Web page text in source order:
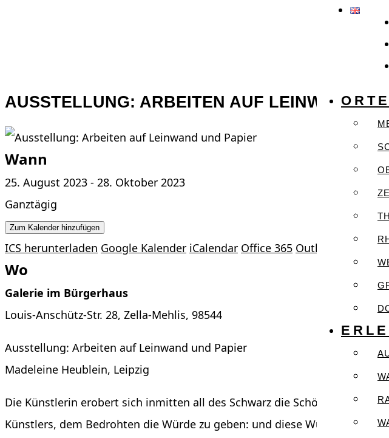
ORTE
AUSSTELLUNG: ARBEITEN AUF LEINWAND
Wann
25. August 2023 - 28. Oktober 2023
Ganztägig
Zum Kalender hinzufügen
ICS herunterladen Google Kalender iCalendar Office 365 Outlook Live
Wo
Galerie im Bürgerhaus
Louis-Anschütz-Str. 28, Zella-Mehlis, 98544
Ausstellung: Arbeiten auf Leinwand und Papier
Madeleine Heublein, Leipzig
Die Künstlerin erobert sich inmitten all des Schwarz die Schönheit des
Künstlers, dem Bedrohten die Würde zu geben: und diese Würde besteht